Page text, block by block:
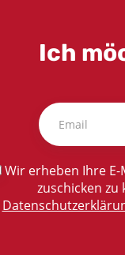
Ich
Wir erheben Ihre E-
zuschicken zu